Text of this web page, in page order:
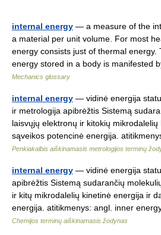
internal energy — a measure of the
a material per unit volume. For most
energy consists just of thermal energy.
energy stored in a body is manifested
Mechanics glossary
internal energy — vidinė energija
ir metrologija apibrėžtis Sistemą
laisvųjų elektronų ir kitokių
sąveikos potencinė energija.
Penkiakalbis aiškinamasis metrologijos terminų
internal energy — vidinė energija
apibrėžtis Sistemą sudarančių
ir kitų mikrodalelių kinetinė energija ir
energija. atitikmenys: angl. inner
Chemijos terminų aiškinamasis žodynas